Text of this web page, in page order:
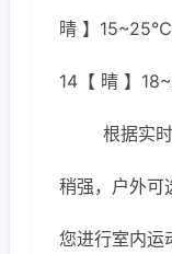
晴 】
14【 晴 】
根据实
稍强，户外可
您进行室内运